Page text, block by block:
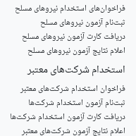
‌فراخوان‌های استخدام‌ نیروهای مسلح
ثبت‌نام آزمون نیروهای مسلح
دریافت کارت آزمون نیروهای مسلح
اعلام نتایج آزمون نیروهای مسلح
استخدام‌ شرکت‌های معتبر
فراخوان استخدام شرکت‌های معتبر
ثبت‌نام آزمون استخدام شرکت‌ها
دریافت کارت آزمون استخدام شرکت‌ها
اعلام نتایج آزمون شرکت‌های معتبر